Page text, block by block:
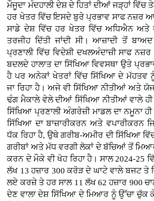
ਮੌਜੂਦਾ ਮੰਦਹਾਲੀ ਦੇਸ਼ ਦੇ ਹਿਤਾਂ ਦੀਆਂ ਜੜ੍ਹਾਂ ਵਿੱਚ
ਹਰ ਖੇਤਰ ਵਿੱਚ ਇਸਦੇ ਬੁਰੇ ਪ੍ਰਭਾਵ ਸਾਫ ਨਜ਼ਰ
ਸਾਡੇ ਦੇਸ਼ ਵਿੱਚ ਹਰ ਖੇਤਰ ਵਿੱਚ ਅਧਿਐਨ ਅਤੇ
ਤਰਜੀਹ ਦਿੱਤੀ ਜਾਂਦੀ ਸੀ। ਆਜ਼ਾਦੀ ਤੋਂ
ਪ੍ਰਣਾਲੀ ਵਿੱਚ ਵਿਦੇਸ਼ੀ ਦਖਲਅੰਦਾਜ਼ੀ ਸਾਫ
ਬਦਲਦੇ ਹਾਲਾਤ ਦਾ ਸਿੱਖਿਆ ਵਿਵਸਥਾ ਉਤੇ
ਹੈ ਪਰ ਅਨੇਕਾਂ ਖੇਤਰਾਂ ਵਿੱਚ ਸਿੱਖਿਆ ਦੇ ਮੱਹਤਵ
ਜਾ ਰਿਹਾ ਹੈ। ਅਜੇ ਵੀ ਸਿੱਖਿਆ ਨੀਤੀਆਂ ਅਤੇ
ਢੰਗ ਮੈਕਾਲੇ ਵੇਲੇ ਦੀਆਂ ਸਿੱਖਿਆ ਨੀਤੀਆਂ ਵਾਲੇ ਹੀ
ਸਿੱਖਿਆ ਪ੍ਰਣਾਲੀ ਅੰਗਰੇਜ਼ੀ ਮਾਡਲ ਦਾ ਨਮੂਨਾ
ਸਿੱਖਿਆ ਦਾ ਬਾਜ਼ਾਰੀਕਰਨ ਅਤੇ ਵਪਾਰੀਕਰਨ
ਧੱਕ ਰਿਹਾ ਹੈ, ਉਥੇ ਗਰੀਬ-ਅਮੀਰ ਦੀ ਸਿੱਖਿਆ
ਗਰੀਬਾਂ ਅਤੇ ਮੱਧ ਵਰਗੀ ਲੋਕਾਂ ਦੇ ਬੱਚਿਆਂ ਤੋਂ
ਕਰਨ ਦੇ ਮੌਕੇ ਵੀ ਖੋਹ ਰਿਹਾ ਹੈ। ਸਾਲ 2024-25
ਲੱਖ 13 ਹਜ਼ਾਰ 300 ਕਰੋੜ ਦੇ ਘਾਟੇ ਵਾਲੇ ਬਜਟ ਤੇ
ਲਏ ਕਰਜ਼ੇ ਤੇ ਹਰ ਸਾਲ 11 ਲੱਖ 62 ਹਜ਼ਾਰ 900
ਦੇਣ ਵਾਲਾ ਦੇਸ਼ ਸਿੱਖਿਆ ਦੇ ਮਿਆਰ ਨੂੰ ਉੱਚਾ ਚੁੱਕ